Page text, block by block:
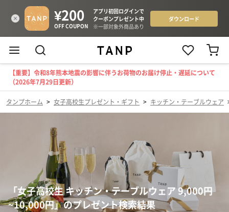
【重要】令和8年熊本地震の影響に伴うお荷物のお届け停止・遅延について
（2026年7月29日更新）
タンプホーム > 女子高校生プレゼント・ギフト > キッチン・テーブルウェア
「女子高校生 キッチン・テーブルウェア 9,000円
~10,000円」のプレゼント検索結果